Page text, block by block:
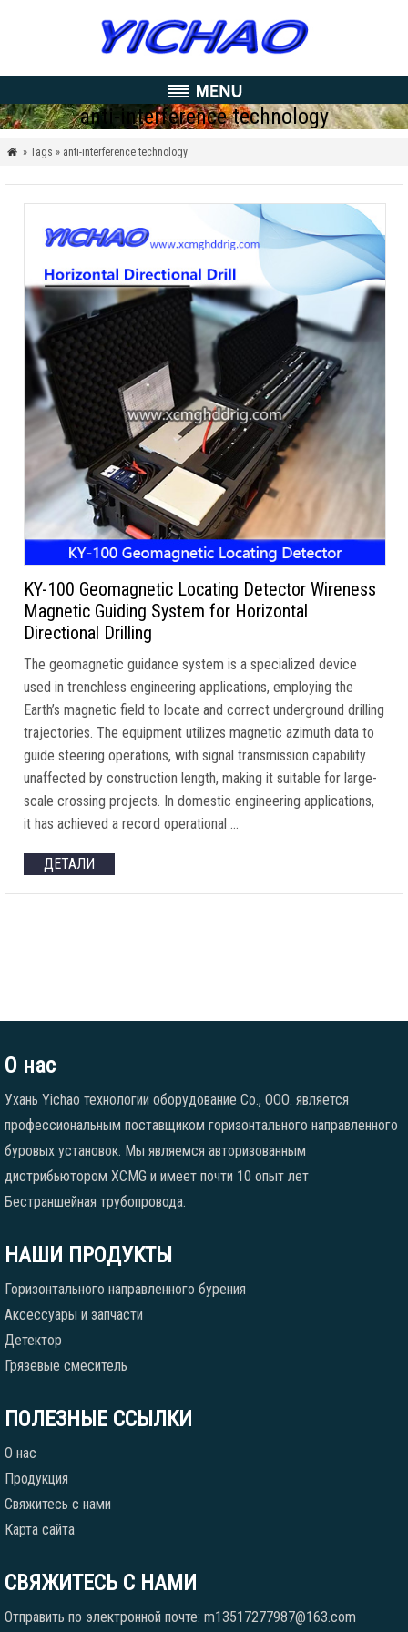
anti-interference technology
 » Tags » anti-interference technology
KY-100 Geomagnetic Locating Detector Wireness
Magnetic Guiding System for Horizontal
Directional Drilling
The geomagnetic guidance system is a specialized device
used in trenchless engineering applications, employing the
Earth’s magnetic field to locate and correct underground drilling
trajectories. The equipment utilizes magnetic azimuth data to
guide steering operations, with signal transmission capability
unaffected by construction length, making it suitable for large-
scale crossing projects. In domestic engineering applications,
it has achieved a record operational …
ДЕТАЛИ
О нас
Ухань Yichao технологии оборудование Co., ООО. является
профессиональным поставщиком горизонтального направленного
буровых установок. Мы являемся авторизованным
дистрибьютором XCMG и имеет почти 10 опыт лет
Бестраншейная трубопровода.
НАШИ ПРОДУКТЫ
Горизонтального направленного бурения
Аксессуары и запчасти
Детектор
Грязевые смеситель
ПОЛЕЗНЫЕ ССЫЛКИ
О нас
Продукция
Свяжитесь с нами
Карта сайта
СВЯЖИТЕСЬ С НАМИ
Отправить по электронной почте: m13517277987@163.com